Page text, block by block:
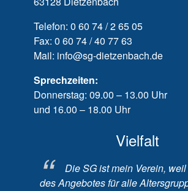
Telefon: 0 60 74 / 2 65 05
Fax: 0 60 74 / 40 77 63
Mail: info@sg-dietzenbach.de
Sprechzeiten:
Donnerstag: 09.00 – 13.00 Uhr
und 16.00 – 18.00 Uhr
Vielfalt
Die SG ist mein Verein,
des Angebotes für alle